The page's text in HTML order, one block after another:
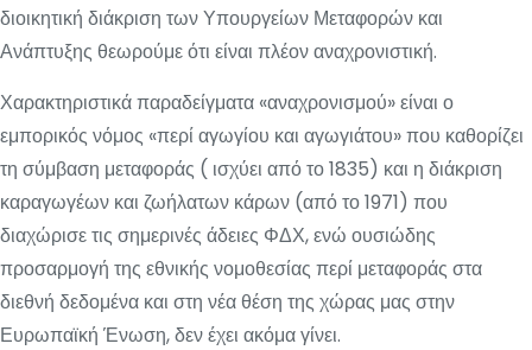
διοικητική διάκριση των Υπουργείων Μεταφορών και
Ανάπτυξης θεωρούμε ότι είναι πλέον αναχρονιστική.
Χαρακτηριστικά παραδείγματα «αναχρονισμού» είναι ο
εμπορικός νόμος «περί αγωγίου και αγωγιάτου» που καθορίζει
τη σύμβαση μεταφοράς ( ισχύει από το 1835) και η διάκριση
καραγωγέων και ζωήλατων κάρων (από το 1971) που
διαχώρισε τις σημερινές άδειες ΦΔΧ, ενώ ουσιώδης
προσαρμογή της εθνικής νομοθεσίας περί μεταφοράς στα
διεθνή δεδομένα και στη νέα θέση της χώρας μας στην
Ευρωπαϊκή Ένωση, δεν έχει ακόμα γίνει.